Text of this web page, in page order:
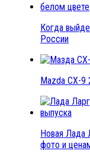
Когда
России
Mazda CX-9
Новая Лада
фото и